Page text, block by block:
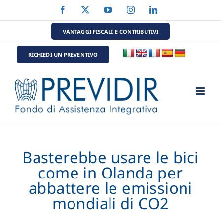
al
Facebook YouTubeInstagramLinkedIn
VANTAGGI FISCALI E CONTRIBUTIVI
RICHIEDI UN PREVENTIVO
Basterebbe usare le bici
come in Olanda per
abbattere le emissioni
mondiali di CO2